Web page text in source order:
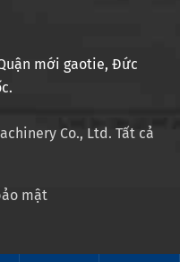
mới gaotie, Đức
Co., Ltd. Tất cả
mật